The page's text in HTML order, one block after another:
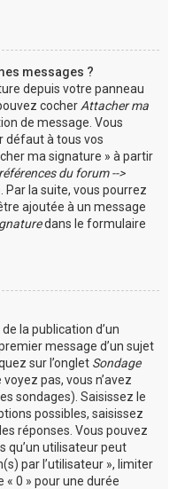
messages ?
depuis votre panneau
cocher Attacher ma
de message. Vous
défaut à tous vos
ma signature » à partir
du forum -->
Par la suite, vous pourrez
ajoutée à un message
dans le formulaire
la publication d’un
message d’un sujet
sur l’onglet Sondage
pas, vous n’avez
sondages). Saisissez le
possibles, saisissez
réponses. Vous pouvez
qu’un utilisateur peut
par l’utilisateur », limiter
« 0 » pour une durée